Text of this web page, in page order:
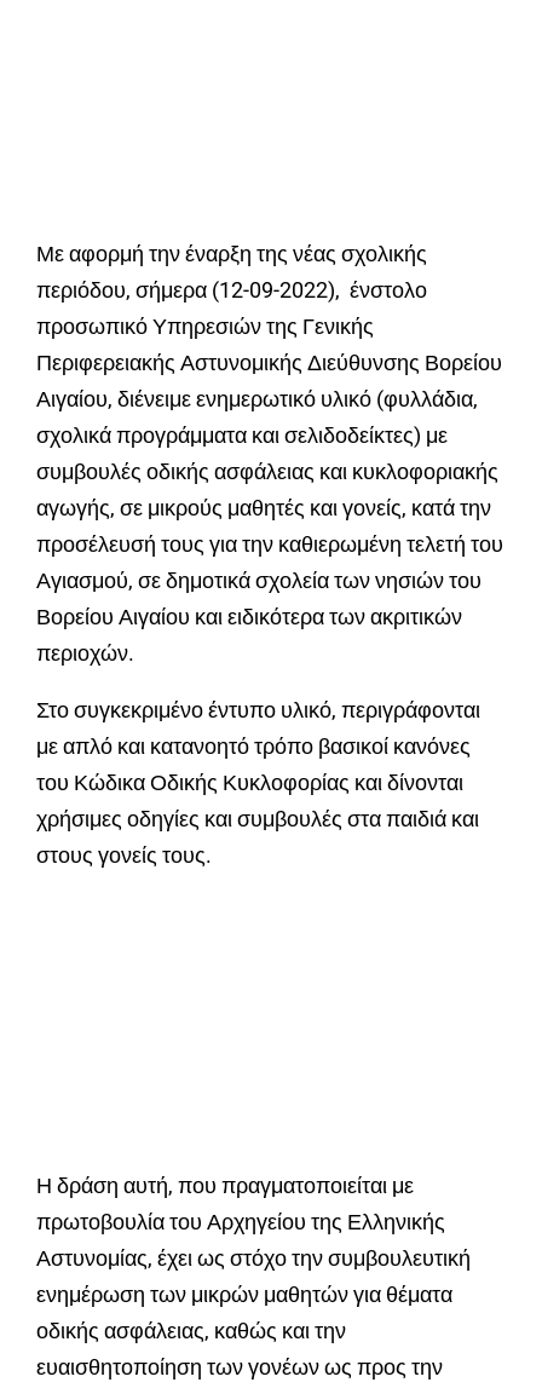
Με αφορμή την έναρξη της νέας σχολικής
περιόδου, σήμερα (12-09-2022), ένστολο
προσωπικό Υπηρεσιών της Γενικής
Περιφερειακής Αστυνομικής Διεύθυνσης Βορείου
Αιγαίου, διένειμε ενημερωτικό υλικό (φυλλάδια,
σχολικά προγράμματα και σελιδοδείκτες) με
συμβουλές οδικής ασφάλειας και κυκλοφοριακής
αγωγής, σε μικρούς μαθητές και γονείς, κατά την
προσέλευσή τους για την καθιερωμένη τελετή του
Αγιασμού, σε δημοτικά σχολεία των νησιών του
Βορείου Αιγαίου και ειδικότερα των ακριτικών
περιοχών.
Στο συγκεκριμένο έντυπο υλικό, περιγράφονται
με απλό και κατανοητό τρόπο βασικοί κανόνες
του Κώδικα Οδικής Κυκλοφορίας και δίνονται
χρήσιμες οδηγίες και συμβουλές στα παιδιά και
στους γονείς τους.
Η δράση αυτή, που πραγματοποιείται με
πρωτοβουλία του Αρχηγείου της Ελληνικής
Αστυνομίας, έχει ως στόχο την συμβουλευτική
ενημέρωση των μικρών μαθητών για θέματα
οδικής ασφάλειας, καθώς και την
ευαισθητοποίηση των γονέων ως προς την